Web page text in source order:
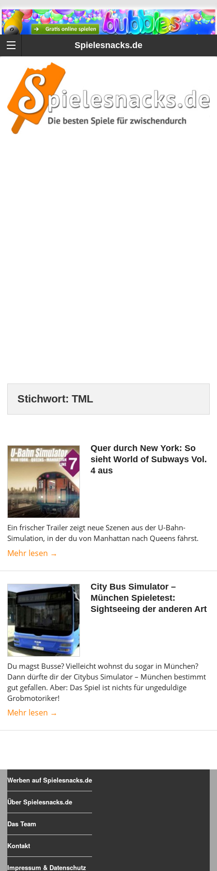
Spielesnacks.de
Stichwort: TML
Quer durch New York: So
sieht World of Subways Vol.
4 aus
Ein frischer Trailer zeigt neue Szenen aus der U-Bahn-
Simulation, in der du von Manhattan nach Queens fährst.
Mehr lesen →
City Bus Simulator –
München Spieletest:
Sightseeing der anderen Art
Du magst Busse? Vielleicht wohnst du sogar in München?
Dann dürfte dir der Citybus Simulator – München bestimmt
gut gefallen. Aber: Das Spiel ist nichts für ungeduldige
Grobmotoriker!
Mehr lesen →
Werben auf Spielesnacks.de
Über Spielesnacks.de
Das Team
Kontakt
Impressum & Datenschutz